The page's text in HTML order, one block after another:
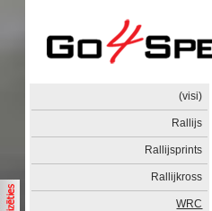
(visi)
Rallijs
Rallijsprints
Rallijkross
WRC